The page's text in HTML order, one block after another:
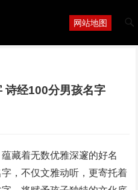
网站地图
诗经100分男孩名字
藏着无数优雅深邃的好名
，不仅文雅动听，更寄托着